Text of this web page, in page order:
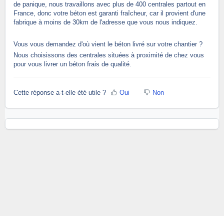
de panique, nous travaillons avec plus de 400 centrales partout en
France, donc votre béton est garanti fraîcheur, car il provient d'une
fabrique à moins de 30km de l'adresse que vous nous indiquez.
Vous vous demandez d'où vient le béton livré sur votre chantier ?
Nous choisissons des centrales situées à proximité de chez vous
pour vous livrer un béton frais de qualité.
Cette réponse a-t-elle été utile ? Oui Non